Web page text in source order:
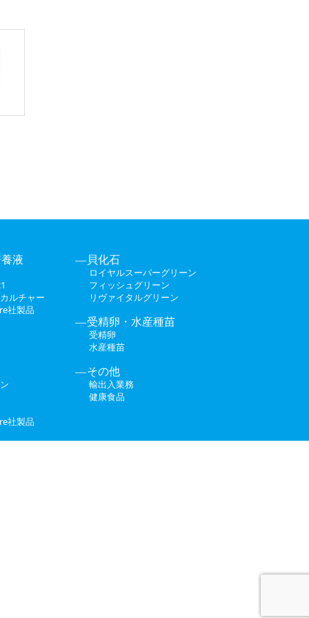
液
ルチャー
社製品
社製品
貝化石
ロイヤルスーパーグリーン
フィッシュグリーン
リヴァイタルグリーン
受精卵・水産種苗
受精卵
水産種苗
その他
輸出入業務
健康食品